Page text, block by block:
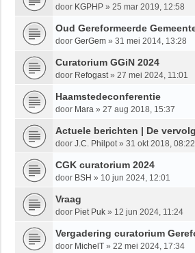
door KGPHP » 25 mar 2019, 12:58
Oud Gereformeerde
door GerGem » 31 mei 2014, 13:28
Curatorium GGiN 2024
door Refogast» 27 mei 2024, 11:01
Haamstedeconferentie
door Mara » 27 aug 2018, 15:37
Actuele berichten | De
door J.C. Philpot» 31 okt 2018, 08:22
CGK curatorium 2024
door BSH » 10 jun 2024, 12:01
Vraag
door Piet Puk » 12 jun 2024, 11:24
Vergadering curatorium
door MichelT » 22 mei 2024, 17:34